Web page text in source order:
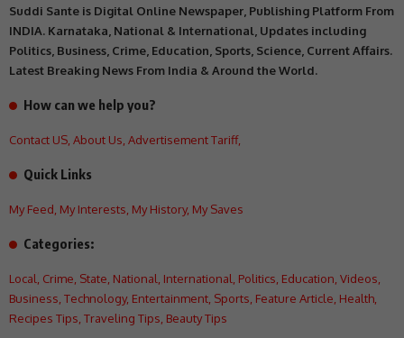
Suddi Sante is Digital Online Newspaper, Publishing Platform From
INDIA. Karnataka, National & International, Updates including
Politics, Business, Crime, Education, Sports, Science, Current Affairs.
Latest Breaking News From India & Around the World.
How can we help you?
Contact US, About Us, Advertisement Tariff,
Quick Links
My Feed, My Interests, My History, My Saves
Categories:
Local, Crime, State, National, International, Politics, Education, Videos,
Business, Technology, Entertainment, Sports, Feature Article, Health,
Recipes Tips, Traveling Tips, Beauty Tips